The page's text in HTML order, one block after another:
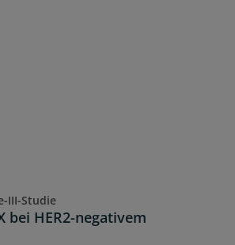
III-Studie
bei HER2-negativem